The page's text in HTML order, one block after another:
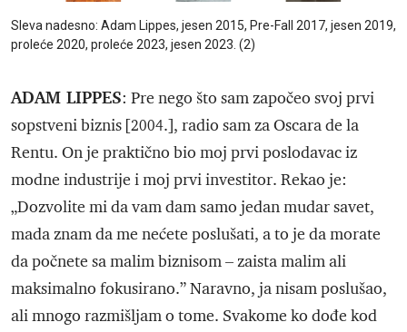
Sleva nadesno: Adam Lippes, jesen 2015, Pre-Fall 2017, jesen 2019,
proleće 2020, proleće 2023, jesen 2023. (2)
ADAM LIPPES: Pre nego što sam započeo svoj prvi
sopstveni biznis [2004.], radio sam za Oscara de la
Rentu. On je praktično bio moj prvi poslodavac iz
modne industrije i moj prvi investitor. Rekao je:
„Dozvolite mi da vam dam samo jedan mudar savet,
mada znam da me nećete poslušati, a to je da morate
da počnete sa malim biznisom – zaista malim ali
maksimalno fokusirano.” Naravno, ja nisam poslušao,
ali mnogo razmišljam o tome. Svakome ko dođe kod